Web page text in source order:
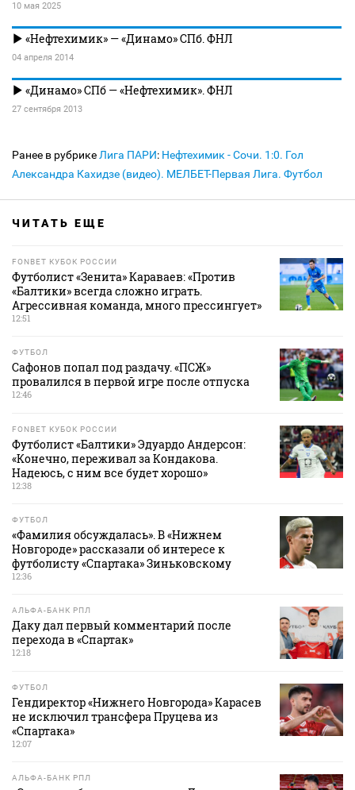
10 мая 2025
«Нефтехимик» — «Динамо» СПб. ФНЛ
04 апреля 2014
«Динамо» СПб — «Нефтехимик». ФНЛ
27 сентября 2013
Ранее в рубрике Лига ПАРИ: Нефтехимик - Сочи. 1:0. Гол
Александра Кахидзе (видео). МЕЛБЕТ-Первая Лига. Футбол
ЧИТАТЬ ЕЩЕ
FONBET КУБОК РОССИИ
Футболист «Зенита» Караваев: «Против
«Балтики» всегда сложно играть.
Агрессивная команда, много прессингует»
12:51
ФУТБОЛ
Сафонов попал под раздачу. «ПСЖ»
провалился в первой игре после отпуска
12:46
FONBET КУБОК РОССИИ
Футболист «Балтики» Эдуардо Андерсон:
«Конечно, переживал за Кондакова.
Надеюсь, с ним все будет хорошо»
12:38
ФУТБОЛ
«Фамилия обсуждалась». В «Нижнем
Новгороде» рассказали об интересе к
футболисту «Спартака» Зиньковскому
12:36
АЛЬФА-БАНК РПЛ
Даку дал первый комментарий после
перехода в «Спартак»
12:18
ФУТБОЛ
Гендиректор «Нижнего Новгорода» Карасев
не исключил трансфера Пруцева из
«Спартака»
12:07
АЛЬФА-БАНК РПЛ